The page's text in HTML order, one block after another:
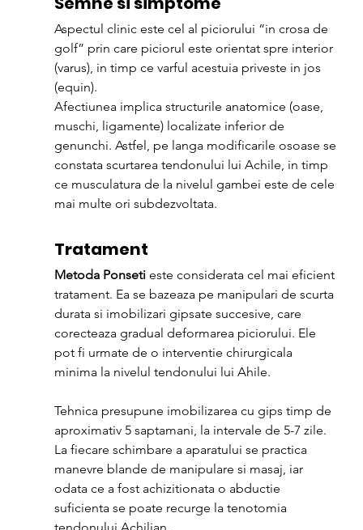
Aspectul clinic este cel al piciorului “in crosa de
golf” prin care piciorul este orientat spre interior
(varus), in timp ce varful acestuia priveste in jos
(equin).
Afectiunea implica structurile anatomice (oase,
muschi, ligamente) localizate inferior de
genunchi. Astfel, pe langa modificarile osoase se
constata scurtarea tendonului lui Achile, in timp
ce musculatura de la nivelul gambei este de cele
mai multe ori subdezvoltata.
Tratament
Metoda Ponseti este considerata cel mai eficient
tratament. Ea se bazeaza pe manipulari de scurta
durata si imobilizari gipsate succesive, care
corecteaza gradual deformarea piciorului. Ele
pot fi urmate de o interventie chirurgicala
minima la nivelul tendonului lui Ahile.
Tehnica presupune imobilizarea cu gips timp de
aproximativ 5 saptamani, la intervale de 5-7 zile.
La fiecare schimbare a aparatului se practica
manevre blande de manipulare si masaj, iar
odata ce a fost achizitionata o abductie
suficienta se poate recurge la tenotomia